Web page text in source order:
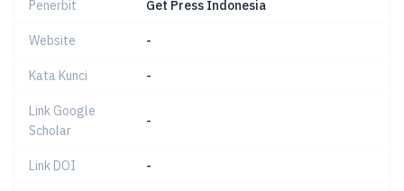
Penerbit Get Press Indonesia
Website -
Kata Kunci -
Link Google
Scholar
-
Link DOI -